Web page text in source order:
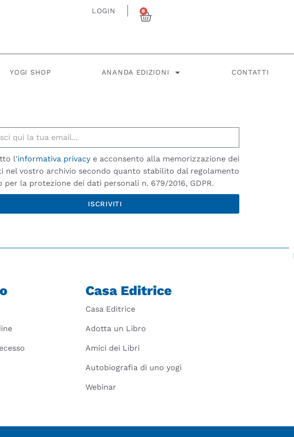
LOGIN 0
YOGI SHOP ANANDA EDIZIONI CONTATTI
l'informativa privacy e acconsento alla memorizzazione dei
nel vostro archivio secondo quanto stabilito dal regolamento
per la protezione dei dati personali n. 679/2016, GDPR.
ISCRIVITI
Casa Editrice
Casa Editrice
Adotta un Libro
Amici dei Libri
Autobiografia di uno yogi
Webinar